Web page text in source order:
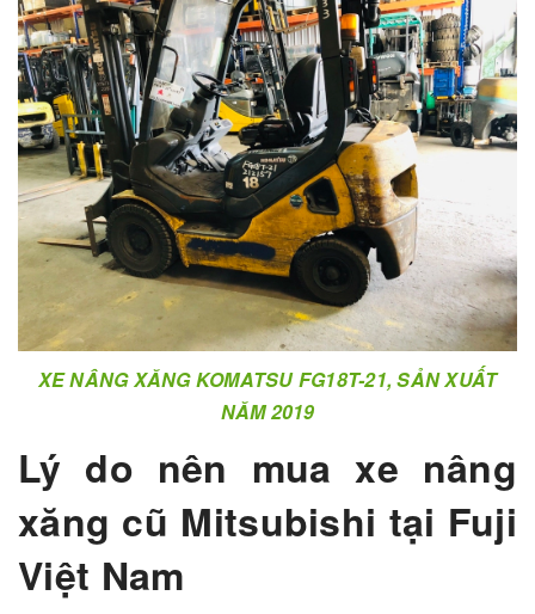
XE NÂNG XĂNG KOMATSU FG18T-21, SẢN XUẤT
NĂM 2019
Lý do nên mua xe nâng
xăng cũ Mitsubishi tại Fuji
Việt Nam